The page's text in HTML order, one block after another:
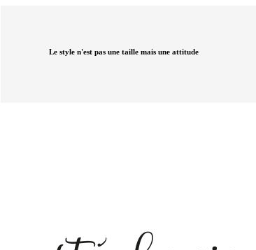
Le style n'est pas une taille mais une attitude